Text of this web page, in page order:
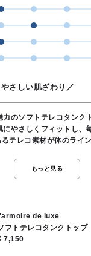
さしい肌ざわり／
力のソフトテレコタンク
にやさしくフィットし、
テレコ素材が体のライ
ンプルなデザインです。
く、コーディネートを引
洗濯可
もっと見る
de luxe
フトテレコタンクトップ
7,150